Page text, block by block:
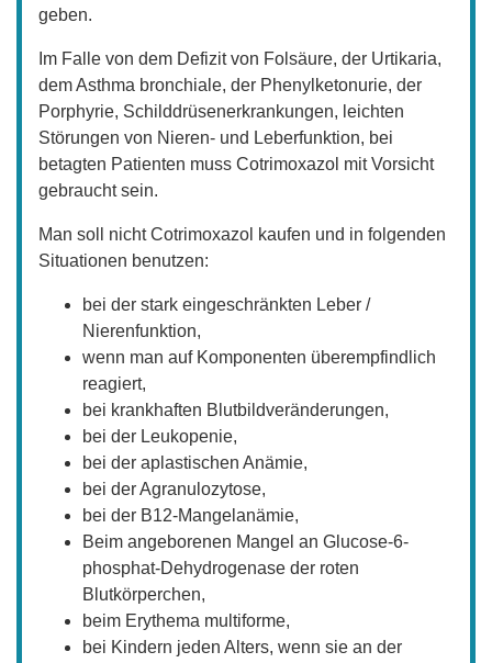
geben.
Im Falle von dem Defizit von Folsäure, der Urtikaria,
dem Asthma bronchiale, der Phenylketonurie, der
Porphyrie, Schilddrüsenerkrankungen, leichten
Störungen von Nieren- und Leberfunktion, bei
betagten Patienten muss Cotrimoxazol mit Vorsicht
gebraucht sein.
Man soll nicht Cotrimoxazol kaufen und in folgenden
Situationen benutzen:
bei der stark eingeschränkten Leber /
Nierenfunktion,
wenn man auf Komponenten überempfindlich
reagiert,
bei krankhaften Blutbildveränderungen,
bei der Leukopenie,
bei der aplastischen Anämie,
bei der Agranulozytose,
bei der B12-Mangelanämie,
Beim angeborenen Mangel an Glucose-6-
phosphat-Dehydrogenase der roten
Blutkörperchen,
beim Erythema multiforme,
bei Kindern jeden Alters, wenn sie an der